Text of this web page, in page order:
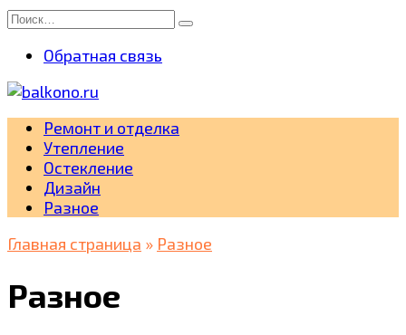
Перейти
содержанию
Search
Обратная связь
Ремонт и отделка
Утепление
Остекление
Дизайн
Разное
Главная страница » Разное
Разное